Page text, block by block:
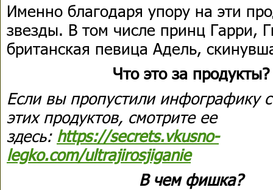
Именно благодаря упору на эти
звезды. В том числе принц Гарри,
британская певица Адель,
Что это за продукты?
Если вы пропустили инфографику
этих продуктов, смотрите ее
здесь: https://secrets.vkusno-
legko.com/ultrajirosjiganie
В чем фишка?